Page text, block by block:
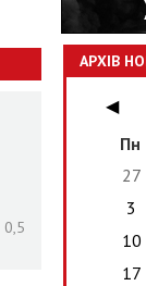
0,5
АРХІВ
◀
Пн
27
3
10
17